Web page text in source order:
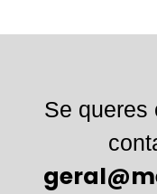
Se queres